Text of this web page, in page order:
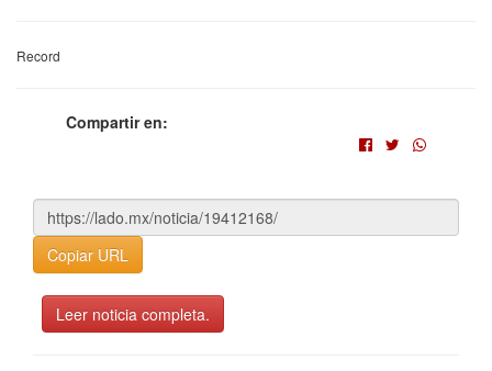
Record
Compartir en:
Copiar URL
Leer noticia completa.